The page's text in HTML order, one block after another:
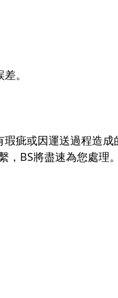
。
疵或因運送過程造成
BS將盡速為您處理。